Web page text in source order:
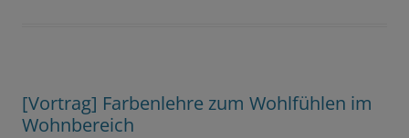
[Vortrag] Farbenlehre zum Wohlfühlen im
Wohnbereich